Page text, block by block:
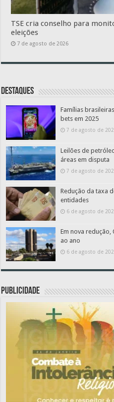
TSE cria conselho para
eleições
7 de agosto de 2026
Destaques
Famílias
bets em 2025
7 de agosto de
Leilões de
áreas em disputa
7 de agosto de
Redução da taxa
entidades
6 de agosto de
Em nova redução,
ao ano
6 de agosto de
PUBLICIDADE